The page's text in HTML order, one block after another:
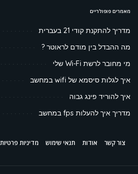
מאמרים פופולריים
מדריך להתקנת קודי 21 בעברית
מה ההבדל בין מודם לראוטר ?
מי מחובר לרשת Wi-Fi שלי
איך לגלות סיסמא של wifi במחשב
איך להוריד פינג גבוה
מדריך איך להעלות fps במחשב
צור קשר אודות תנאי שימוש מדיניות פרטיות